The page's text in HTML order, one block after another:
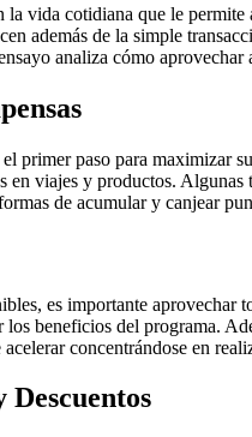
vida cotidiana que le
además de la simple
analiza cómo
primer paso para maximizar
en viajes y productos.
de acumular y canjear
es importante
beneficios del programa.
concentrándose en